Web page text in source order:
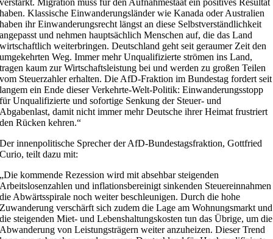
verstärkt. Migration muss für den Aufnahmestaat ein positives Resultat
haben. Klassische Einwanderungsländer wie Kanada oder Australien
haben ihr Einwanderungsrecht längst an diese Selbstverständlichkeit
angepasst und nehmen hauptsächlich Menschen auf, die das Land
wirtschaftlich weiterbringen. Deutschland geht seit geraumer Zeit den
umgekehrten Weg. Immer mehr Unqualifizierte strömen ins Land,
tragen kaum zur Wirtschaftsleistung bei und werden zu großen Teilen
vom Steuerzahler erhalten. Die AfD-Fraktion im Bundestag fordert seit
langem ein Ende dieser Verkehrte-Welt-Politik: Einwanderungsstopp
für Unqualifizierte und sofortige Senkung der Steuer- und
Abgabenlast, damit nicht immer mehr Deutsche ihrer Heimat frustriert
den Rücken kehren.“
Der innenpolitische Sprecher der AfD-Bundestagsfraktion, Gottfried
Curio, teilt dazu mit:
„Die kommende Rezession wird mit absehbar steigenden
Arbeitslosenzahlen und inflationsbereinigt sinkenden Steuereinnahmen
die Abwärtsspirale noch weiter beschleunigen. Durch die hohe
Zuwanderung verschärft sich zudem die Lage am Wohnungsmarkt und
die steigenden Miet- und Lebenshaltungskosten tun das Übrige, um die
Abwanderung von Leistungsträgern weiter anzuheizen. Dieser Trend